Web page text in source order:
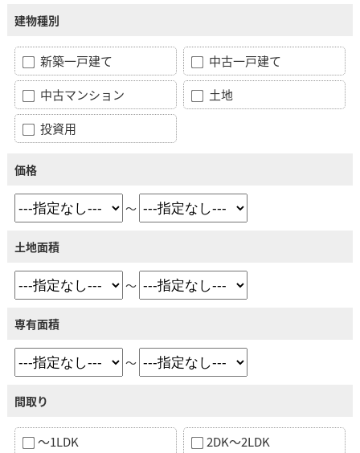
建物種別
新築一戸建て
中古一戸建て
中古マンション
土地
投資用
価格
～
土地面積
～
専有面積
～
間取り
～1LDK
2DK～2LDK